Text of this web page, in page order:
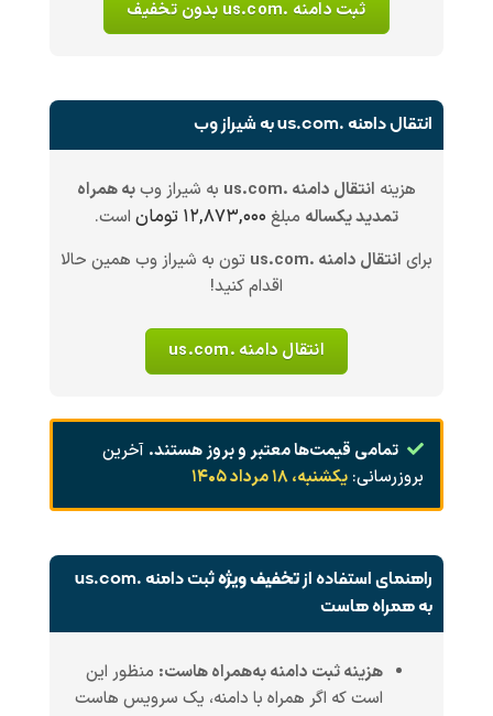
ثبت دامنه .us.com بدون تخفیف
انتقال دامنه .us.com به شیراز وب
هزینه انتقال دامنه .us.com به شیراز وببه همراه
تمدید یکساله مبلغ ۱۲,۸۷۳,۰۰۰ تومان
است.
برای انتقال دامنه .us.com
تون به شیراز وب همین حالا
اقدام کنید!
انتقال دامنه .us.com
تمامی قیمت‌ها معتبر و بروز هستند. آخرین
بروزرسانی: یکشنبه، ۱۸ مرداد ۱۴۰۵
راهنمای استفاده ازتخفیف ویژه
ثبت دامنه .us.com
به همراه هاست
هزینه ثبت دامنه به‌همراه هاست: منظور این
است که اگر همراه با دامنه، یک سرویس هاست